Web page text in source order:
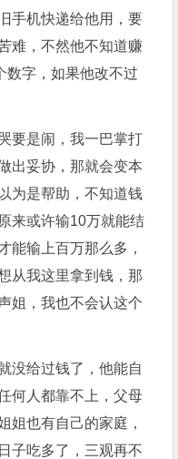
手机快递给他用，要
难，不然他不知道赚
数字，如果他改不过
要是闹，我一巴掌打
出妥协，那就会变本
为是帮助，不知道钱
来或许输10万就能结
能输上百万那么多，
从我这里拿到钱，那
姐，我也不会认这个
没给过钱了，他能自
何人都靠不上，父母
姐也有自己的家庭，
子吃多了，三观再不